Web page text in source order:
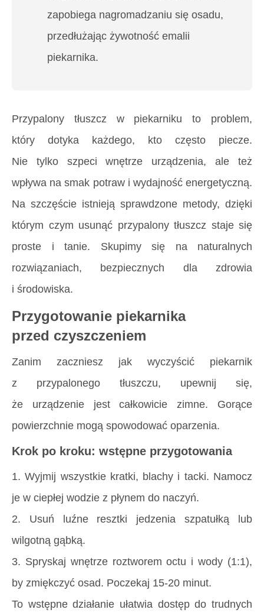
zapobiega nagromadzaniu się osadu,
przedłużając żywotność emalii
piekarnika.
Przypalony tłuszcz w piekarniku to problem,
który dotyka każdego, kto często piecze.
Nie tylko szpeci wnętrze urządzenia, ale też
wpływa na smak potraw i wydajność energetyczną.
Na szczęście istnieją sprawdzone metody, dzięki
którym czym usunąć przypalony tłuszcz staje się
proste i tanie. Skupimy się na naturalnych
rozwiązaniach, bezpiecznych dla zdrowia
i środowiska.
Przygotowanie piekarnika
przed czyszczeniem
Zanim zaczniesz jak wyczyścić piekarnik
z przypalonego tłuszczu, upewnij się,
że urządzenie jest całkowicie zimne. Gorące
powierzchnie mogą spowodować oparzenia.
Krok po kroku: wstępne przygotowania
1. Wyjmij wszystkie kratki, blachy i tacki. Namocz
je w ciepłej wodzie z płynem do naczyń.
2. Usuń luźne resztki jedzenia szpatułką lub
wilgotną gąbką.
3. Spryskaj wnętrze roztworem octu i wody (1:1),
by zmiękczyć osad. Poczekaj 15-20 minut.
To wstępne działanie ułatwia dostęp do trudnych